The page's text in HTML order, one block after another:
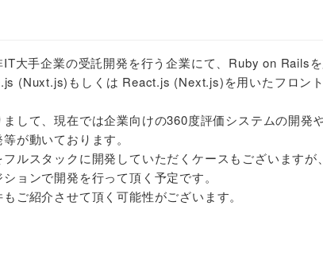
大手企業の受託開発を行う企業にて、Ruby on Rails
(Nuxt.js)もしくは React.js (Next.js)を用いたフロン
して、現在では企業向けの360度評価システムの開発
が動いております。
ルスタックに開発していただくケースもございますが
ョンで開発を行って頂く予定です。
ご紹介させて頂く可能性がございます。